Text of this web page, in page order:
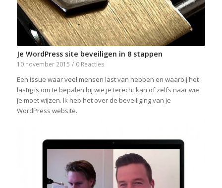
Je WordPress site beveiligen in 8 stappen
10 november 2015 / 0 Reacties
Een issue waar veel mensen last van hebben en waarbij het
lastig is om te bepalen bij wie je terecht kan of zelfs naar wie
je moet wijzen. Ik heb het over de beveiliging van je
WordPress website.